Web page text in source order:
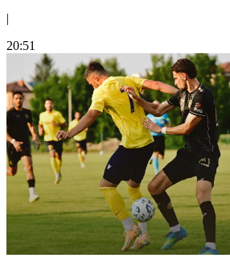
|
20:51